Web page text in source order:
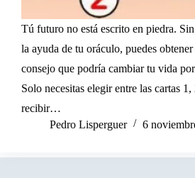
Tú futuro no está escrito en piedra.
la ayuda de tu oráculo, puedes
consejo que podría cambiar tu vida
Solo necesitas elegir entre las cartas
recibir…
Pedro Lisperguer
6